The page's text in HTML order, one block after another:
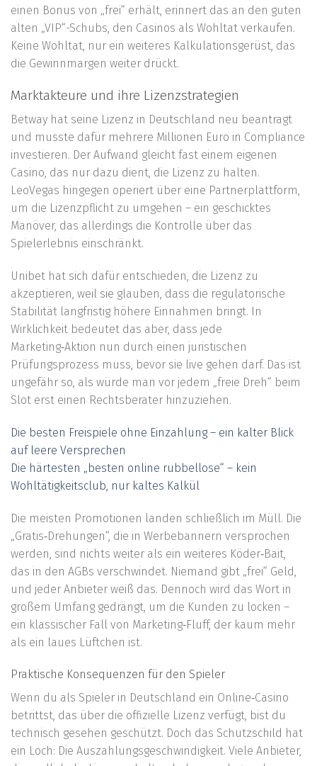
einen Bonus von „frei“ erhält, erinnert das an den guten
alten „VIP“-Schubs, den Casinos als Wohltat verkaufen.
Keine Wohltat, nur ein weiteres Kalkulationsgerüst, das
die Gewinnmargen weiter drückt.
Marktakteure und ihre Lizenzstrategien
Betway hat seine Lizenz in Deutschland neu beantragt
und musste dafür mehrere Millionen Euro in Compliance
investieren. Der Aufwand gleicht fast einem eigenen
Casino, das nur dazu dient, die Lizenz zu halten.
LeoVegas hingegen operiert über eine Partnerplattform,
um die Lizenzpflicht zu umgehen – ein geschicktes
Manöver, das allerdings die Kontrolle über das
Spielerlebnis einschränkt.
Unibet hat sich dafür entschieden, die Lizenz zu
akzeptieren, weil sie glauben, dass die regulatorische
Stabilität langfristig höhere Einnahmen bringt. In
Wirklichkeit bedeutet das aber, dass jede
Marketing‑Aktion nun durch einen juristischen
Prüfungsprozess muss, bevor sie live gehen darf. Das ist
ungefähr so, als würde man vor jedem „freie Dreh“ beim
Slot erst einen Rechtsberater hinzuziehen.
Die besten Freispiele ohne Einzahlung – ein kalter Blick
auf leere Versprechen
Die härtesten „besten online rubbellose“ – kein
Wohltätigkeitsclub, nur kaltes Kalkül
Die meisten Promotionen landen schließlich im Müll. Die
„Gratis‑Drehungen“, die in Werbebannern versprochen
werden, sind nichts weiter als ein weiteres Köder‑Bait,
das in den AGBs verschwindet. Niemand gibt „frei“ Geld,
und jeder Anbieter weiß das. Dennoch wird das Wort in
großem Umfang gedrängt, um die Kunden zu locken –
ein klassischer Fall von Marketing‑Fluff, der kaum mehr
als ein laues Lüftchen ist.
Praktische Konsequenzen für den Spieler
Wenn du als Spieler in Deutschland ein Online‑Casino
betrittst, das über die offizielle Lizenz verfügt, bist du
technisch gesehen geschützt. Doch das Schutzschild hat
ein Loch: Die Auszahlungsgeschwindigkeit. Viele Anbieter,